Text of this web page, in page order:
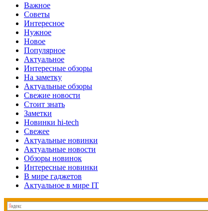
Важное
Советы
Интересное
Нужное
Новое
Популярное
Актуальное
Интересные обзоры
На заметку
Актуальные обзоры
Свежие новости
Стоит знать
Заметки
Новинки hi-tech
Свежее
Актуальные новинки
Актуальные новости
Обзоры новинок
Интересные новинки
В мире гаджетов
Актуальное в мире IT